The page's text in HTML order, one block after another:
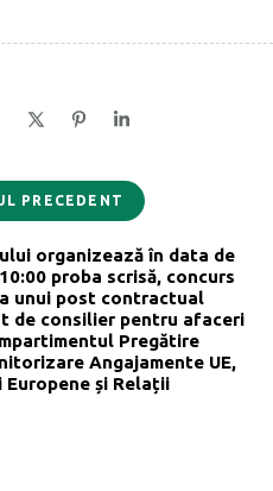
PRECEDENT
organizează în data de
proba scrisă, concurs
unui post contractual
de consilier pentru afaceri
Pregătire
Angajamente UE,
și Relații